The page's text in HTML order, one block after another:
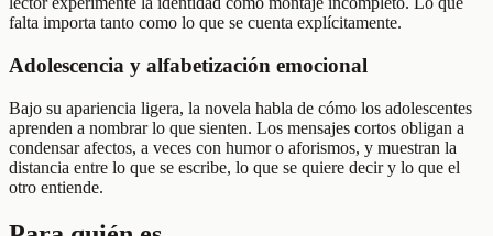
falta importa tanto como lo que se cuenta explícitamente.
Adolescencia y alfabetización emocional
Bajo su apariencia ligera, la novela habla de cómo los adolescentes
aprenden a nombrar lo que sienten. Los mensajes cortos obligan a
condensar afectos, a veces con humor o aforismos, y muestran la
distancia entre lo que se escribe, lo que se quiere decir y lo que el
otro entiende.